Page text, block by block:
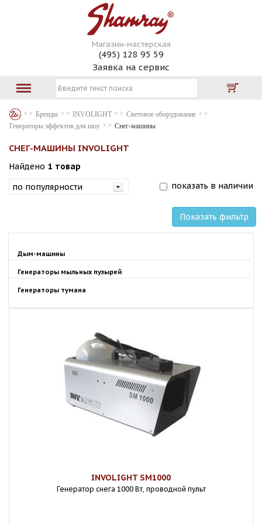
Магазин-мастерская
(495) 128 95 59
Заявка на сервис
Бренды INVOLIGHT
Световое оборудование
Генераторы эффектов для шоу
Снег-машины
СНЕГ-МАШИНЫ INVOLIGHT
Найдено 1 товар
показать в наличии
Показать фильтр
Дым-машины
Генераторы мыльных пузырей
Генераторы тумана
INVOLIGHT SM1000
Генератор снега 1000 Вт, проводной пульт